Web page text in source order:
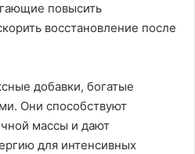
повысить
восстановление после
добавки, богатые
Они способствуют
массы и дают
для интенсивных